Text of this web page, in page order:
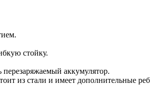
стойку.
аккумулятор.
из стали и имеет дополнительные